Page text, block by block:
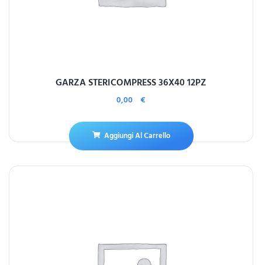
GARZA STERICOMPRESS 36X40 12PZ
0,00 €
Aggiungi Al Carrello